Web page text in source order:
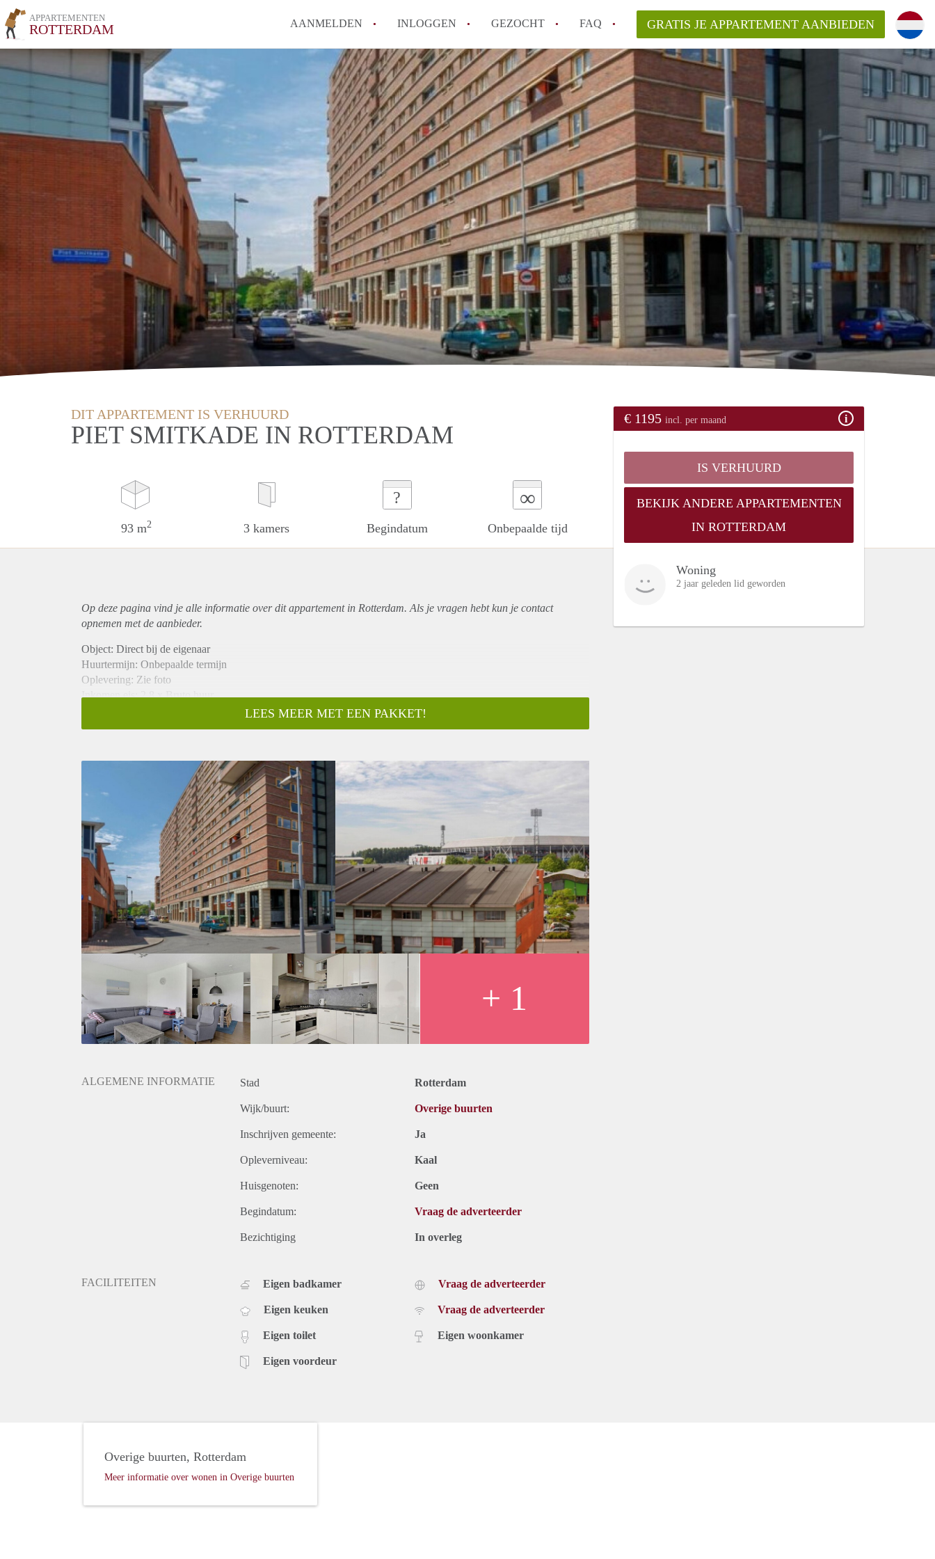
APPARTEMENTEN
ROTTERDAM AANMELDEN INLOGGEN GEZOCHT FAQ
How to translate AppartementRotterdam!
Wat is AppartementenRotterdam?
Hoeveel kost het om te reageren op een Appartement in Rotterdam?
Wat is de privacyverklaring van AppartementenRotterdam?
Berekent AppartementenRotterdam
makelaarsvergoeding/bemiddelingsvergoeding?
Alle veelgestelde vragen
GRATIS JE APPARTEMENT AANBIEDEN
DIT APPARTEMENT IS VERHUURD
PIET SMITKADE IN ROTTERDAM
93 m2 3 kamers
?
Begindatum
∞
Onbepaalde tijd
€ 1195 incl. per maand
IS VERHUURD
BEKIJK ANDERE APPARTEMENTEN
IN ROTTERDAM
Woning
2 jaar geleden lid geworden
Op deze pagina vind je alle informatie over ditappartementin Rotterdam. Als je vragen hebt kun je contact
opnemen met de aanbieder.
Object: Direct bij de eigenaar
Huurtermijn: Onbepaalde termijn
Oplevering: Zie foto
Inkomen eis: 2,8 x Bruto huur
Borg: 1 Maand
Huisdieren toegestaan: Afhankelijk van de Eigenaar
Huurtoeslag grens: Nee
Geschikt voor studenten: Afhankelijk van de Eigenaar
LEES MEER MET EEN PAKKET!
+ 1
ALGEMENE INFORMATIE Stad Rotterdam
Wijk/buurt: Overige buurten
Inschrijven gemeente: Ja
Opleverniveau: Kaal
Huisgenoten: Geen
Begindatum: Vraag de adverteerder
Bezichtiging In overleg
FACILITEITEN Eigen badkamer
Eigen keuken
Eigen toilet
Eigen voordeur
Vraag de adverteerder
Vraag de adverteerder
Eigen woonkamer
Overige buurten, Rotterdam
Meer informatie over wonen in Overige buurten